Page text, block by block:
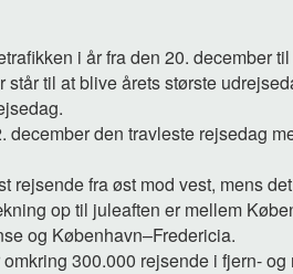
i år fra den 20. december
står til at blive årets største
december den travleste rejsedag
rejsende fra øst mod vest, mens
op til juleaften er mellem
og København–Fredericia.
300.000 rejsende i fjern- og